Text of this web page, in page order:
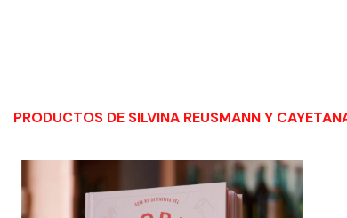
PRODUCTOS DE SILVINA REUSMANN Y